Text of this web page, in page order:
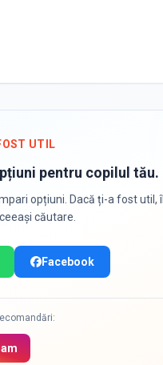
UTIL
pentru copilul tău.
opțiuni. Dacă ți-a fost util, îl
căutare.
Facebook